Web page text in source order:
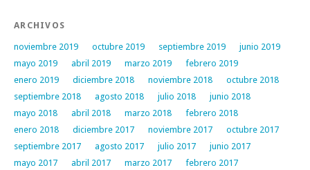
ARCHIVOS
noviembre 2019 octubre 2019 septiembre 2019
junio 2019
mayo 2019
abril 2019 marzo 2019
febrero 2019
enero 2019
diciembre 2018 noviembre 2018
octubre 2018
septiembre 2018
agosto 2018 julio 2018
junio 2018
mayo 2018
abril 2018 marzo 2018
febrero 2018
enero 2018
diciembre 2017 noviembre 2017
octubre 2017
septiembre 2017
agosto 2017 julio 2017
junio 2017
mayo 2017
abril 2017 marzo 2017
febrero 2017